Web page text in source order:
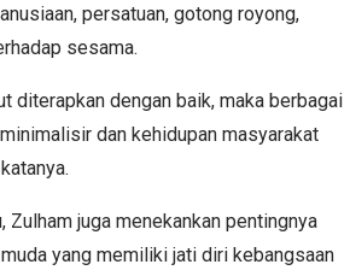
persatuan, gotong royong,
sesama.
diterapkan dengan baik, maka berbagai
dan kehidupan masyarakat
Zulham juga menekankan pentingnya
yang memiliki jati diri kebangsaan